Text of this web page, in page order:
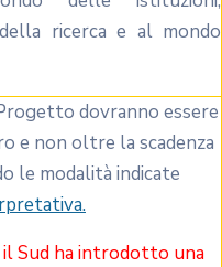
ricerca e al mondo
dovranno essere
e non oltre la scadenza
le modalità indicate
il Sud ha introdotto una